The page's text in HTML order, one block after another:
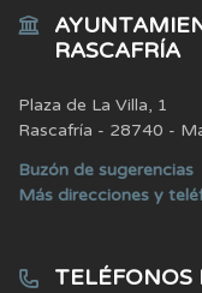
RASCAFRÍA
Plaza de La Villa, 1
Rascafría - 28740 -
Buzón de sugerencias
Más direcciones y
TELÉFONOS